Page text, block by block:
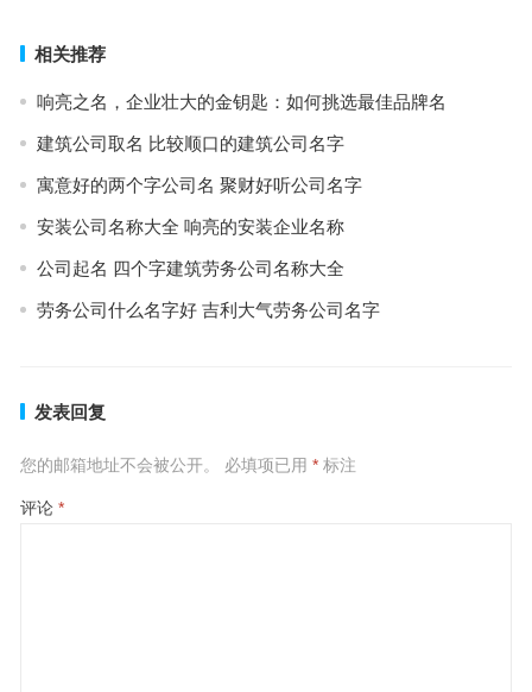
相关推荐
响亮之名，企业壮大的金钥匙：如何挑选最佳品牌名
建筑公司取名 比较顺口的建筑公司名字
寓意好的两个字公司名 聚财好听公司名字
安装公司名称大全 响亮的安装企业名称
公司起名 四个字建筑劳务公司名称大全
劳务公司什么名字好 吉利大气劳务公司名字
发表回复
您的邮箱地址不会被公开。 必填项已用 *标注
评论 *